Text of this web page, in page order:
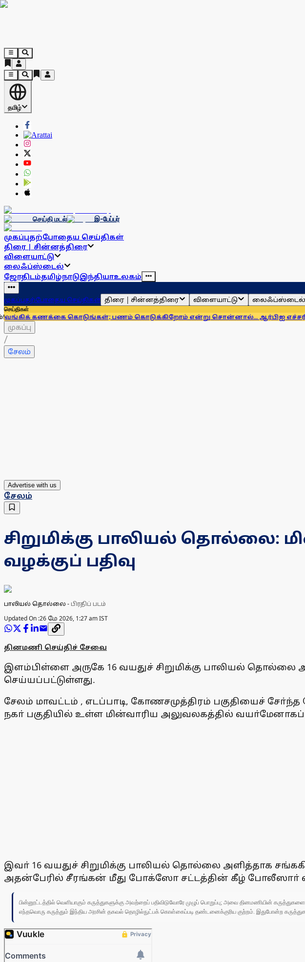
தமிழ்
செய்தி மடல் இ-பேப்பர்
முகப்புதற்போதைய செய்திகள்
திரை | சின்னத்திரை
விளையாட்டு
லைஃப்ஸ்டைல்
ஜோதிடம்தமிழ்நாடுஇந்தியாஉலகம்
முகப்புதற்போதைய செய்திகள் திரை | சின்னத்திரை விளையாட்டு லைஃப்ஸ்டைல்
செய்திகள்
கொடுங்கள்; பணம் கொடுக்கிறோம் என்று சொன்னால்... ஆர்பிஐ எச்சரிக்கை
முகப்பு
/
சேலம்
Advertise with us
சேலம்
சிறுமிக்கு பாலியல்
வழக்குப் பதிவு
பாலியல் தொல்லை - பிரதிப் படம்
Updated On :26 மே 2026, 1:27 am IST
தினமணி செய்திச் சேவை
இளம்பிள்ளை அருகே 16 வயதுச் சிறுமிக்கு பாலியல்
செய்யப்பட்டுள்ளது.
சேலம் மாவட்டம் , எடப்பாடி, கோணசமுத்திரம் பகுதியைச்
நகா் பகுதியில் உள்ள மின்வாரிய அலுவலகத்தில் வயா்மேனாகப்
இவா் 16 வயதுச் சிறுமிக்கு பாலியல் தொல்லை அளித்தாக
அதன்பேரில் சீரங்கன் மீது போக்ஸோ சட்டத்தின் கீழ் போலீஸாா்
பின்னூட்டத்தில் வெளியாகும் கருத்துகளுக்கு அவற்றைப் பதிவிடுவோரே முழுப் பொறுப்பு; அவை தினமணியின்
எந்தவொரு கருத்தும் இந்திய அரசின் தகவல் தொழில்நுட்பக் கொள்கைப்படி தண்டனைக்குரிய குற்றம். இதுபோன்ற